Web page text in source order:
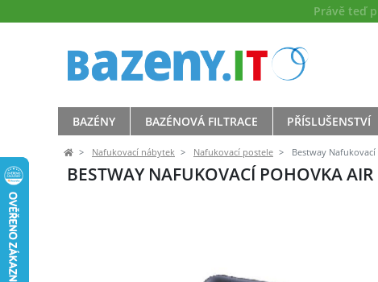
Právě teď
BAZÉNY BAZÉNOVÁ FILTRACE PŘÍSLUŠENSTVÍ
Nafukovací nábytek Nafukovací postele Bestway
BESTWAY NAFUKOVACÍ POHOVKA